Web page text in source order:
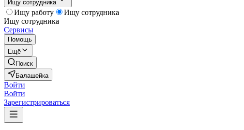
Ищу сотрудника
Ищу работу
Ищу сотрудника
Ищу сотрудника
Сервисы
Помощь
Ещё
Поиск
Балашейка
Войти
Войти
Зарегистрироваться